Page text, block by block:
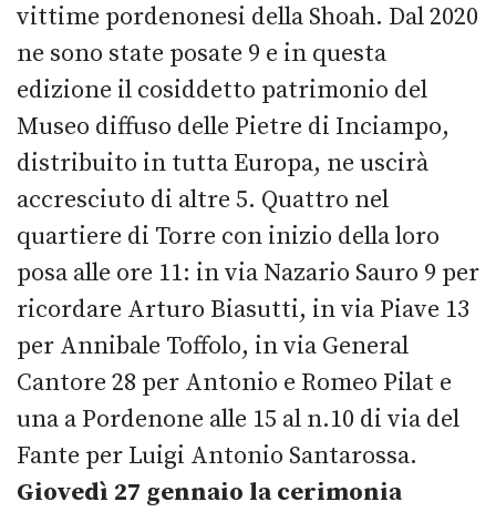
vittime pordenonesi della Shoah. Dal 2020
ne sono state posate 9 e in questa
edizione il cosiddetto patrimonio del
Museo diffuso delle Pietre di Inciampo,
distribuito in tutta Europa, ne uscirà
accresciuto di altre 5. Quattro nel
quartiere di Torre con inizio della loro
posa alle ore 11: in via Nazario Sauro 9 per
ricordare Arturo Biasutti, in via Piave 13
per Annibale Toffolo, in via General
Cantore 28 per Antonio e Romeo Pilat e
una a Pordenone alle 15 al n.10 di via del
Fante per Luigi Antonio Santarossa.
Giovedì 27 gennaio la cerimonia